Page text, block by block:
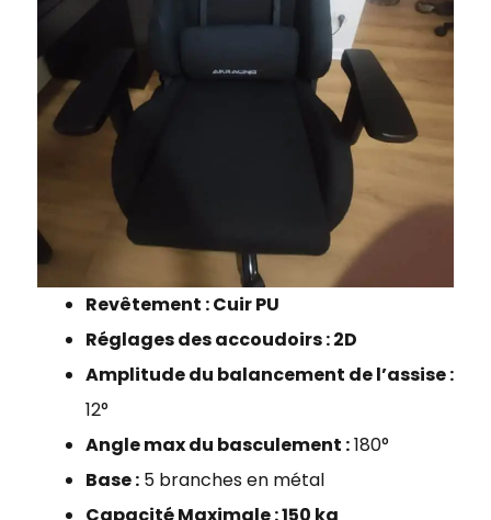
Revêtement : Cuir PU
Réglages des accoudoirs : 2D
Amplitude du balancement de l’assise :
12°
Angle max du basculement :180°
Base : 5 branches en métal